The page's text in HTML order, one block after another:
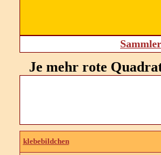
Je mehr rote
klebebildchen